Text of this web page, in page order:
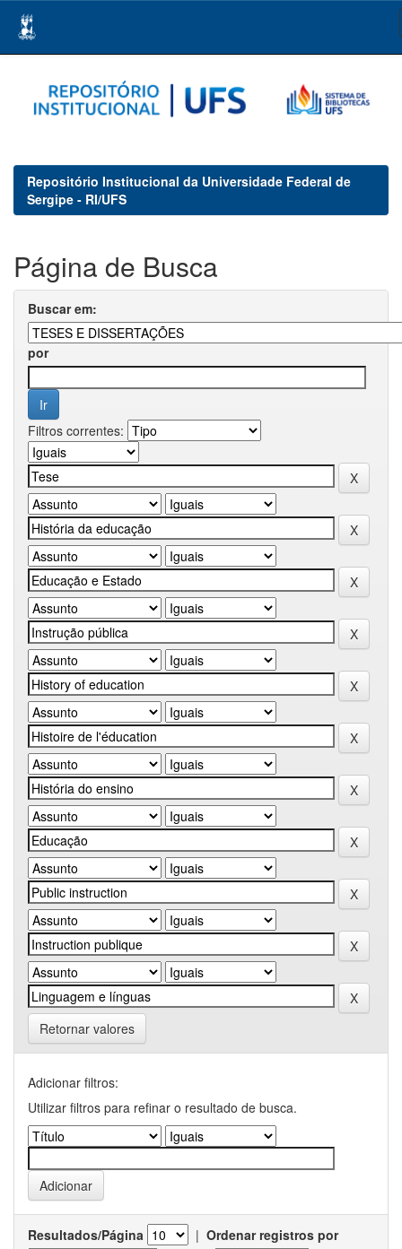
navigation
Repositório Institucional da Universidade Federal de
Sergipe - RI/UFS
Página de Busca
Buscar em:
por
Filtros correntes:
Retornar valores
Adicionar filtros:
Utilizar filtros para refinar o resultado de busca.
Resultados/Página | Ordenar registros por